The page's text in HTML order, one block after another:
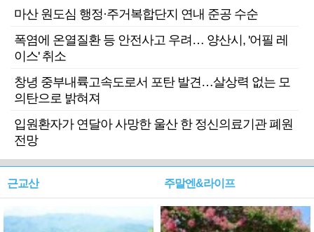
마산 원도심 행정·주거복합단지 연내 준공 수순
폭염에 온열질환 등 안전사고 우려… 양산시, '어필 레
이스' 취소
창녕 중부내륙고속도로서 포탄 발견…살상력 없는 모
의탄으로 밝혀져
입원환자가 연달아 사망한 울산 한 정신의료기관 폐원
전망
근교산 주말엔&라이프